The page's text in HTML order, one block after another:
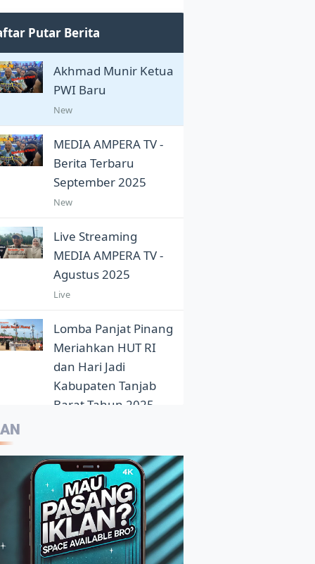
Putar Berita
Akhmad Munir Ketua
PWI Baru
New
MEDIA AMPERA TV -
Berita Terbaru
September 2025
New
Live Streaming
MEDIA AMPERA TV -
Agustus 2025
Live
Lomba Panjat Pinang
Meriahkan HUT RI
dan Hari Jadi
Kabupaten Tanjab
Barat Tahun 2025
Eloknya Panorama
Sunset Pantai Pasir
Aurduri Dikala Senja
4:33
Kepala Balai Bahasa